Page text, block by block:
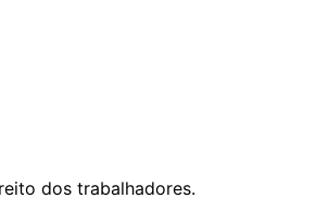
dos trabalhadores.